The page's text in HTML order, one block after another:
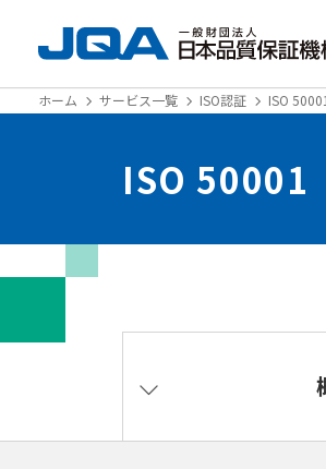
ホーム サービス一覧 ISO認証 ISO
ISO 50001